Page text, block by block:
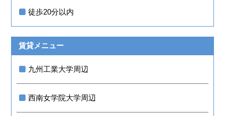
徒歩20分以内
賃貸メニュー
九州工業大学周辺
西南女学院大学周辺